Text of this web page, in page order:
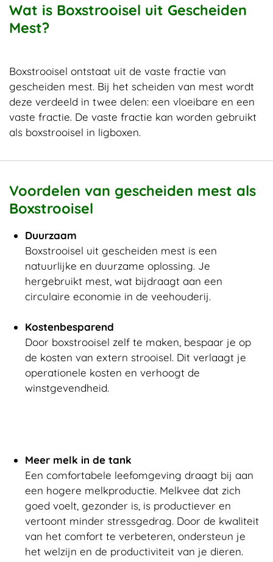
Wat is Boxstrooisel uit Gescheiden
Mest?
Boxstrooisel ontstaat uit de vaste fractie van
gescheiden mest. Bij het scheiden van mest wordt
deze verdeeld in twee delen: een vloeibare en een
vaste fractie. De vaste fractie kan worden gebruikt
als boxstrooisel in ligboxen.
Voordelen van gescheiden mest als
Boxstrooisel
Duurzaam
Boxstrooisel uit gescheiden mest is een
natuurlijke en duurzame oplossing. Je
hergebruikt mest, wat bijdraagt aan een
circulaire economie in de veehouderij.
Kostenbesparend
Door boxstrooisel zelf te maken, bespaar je op
de kosten van extern strooisel. Dit verlaagt je
operationele kosten en verhoogt de
winstgevendheid.
Meer melk in de tank
Een comfortabele leefomgeving draagt bij aan
een hogere melkproductie. Melkvee dat zich
goed voelt, gezonder is, is productiever en
vertoont minder stressgedrag. Door de kwaliteit
van het comfort te verbeteren, ondersteun je
het welzijn en de productiviteit van je dieren.